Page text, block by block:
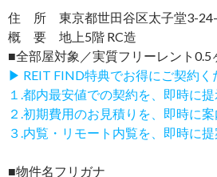
住 所 東京都世田谷区太子堂3-
概 要 地上5階 RC造
■全部屋対象／実質フリーレント0.5
▶ REIT FIND特典でお得にご契約く
１.都内最安値での契約を、即時に提
２.初期費用のお見積りを、即時に案
３.内覧・リモート内覧を、即時に提
■物件名フリガナ